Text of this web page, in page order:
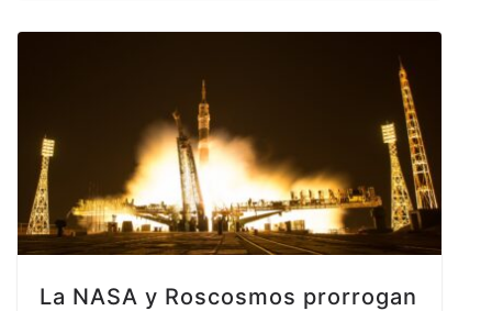
La NASA y Roscosmos prorrogan